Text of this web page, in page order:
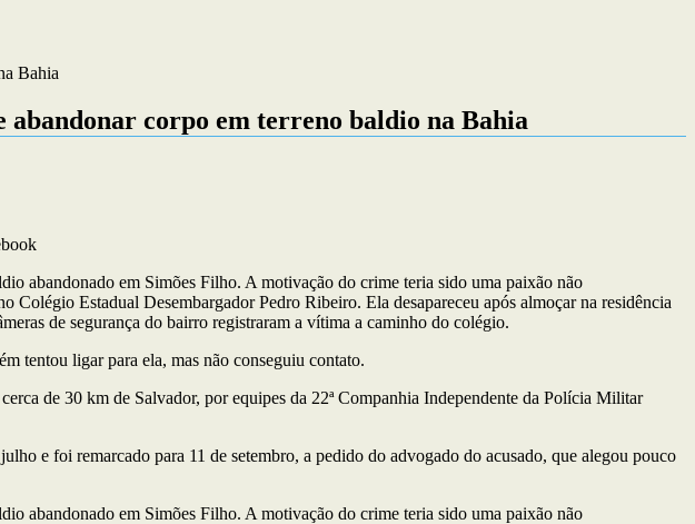
Bahia
corpo em terreno baldio na Bahia
abandonado em Simões Filho. A motivação do crime teria sido uma paixão não
Estadual Desembargador Pedro Ribeiro. Ela desapareceu após almoçar na residência
de segurança do bairro registraram a vítima a caminho do colégio.
tentou ligar para ela, mas não conseguiu contato.
de 30 km de Salvador, por equipes da 22ª Companhia Independente da Polícia Militar
e foi remarcado para 11 de setembro, a pedido do advogado do acusado, que alegou pouco
abandonado em Simões Filho. A motivação do crime teria sido uma paixão não